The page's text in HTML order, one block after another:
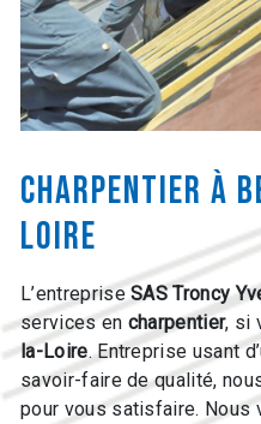
charpentier à
Loire
L’entrepriseSAS Troncy
services en charpentier, si
la-Loire. Entreprise usant
savoir-faire de qualité,
pour vous satisfaire. Nous